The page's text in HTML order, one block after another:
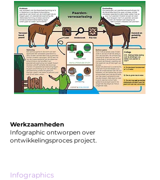
Werkzaamheden
Infographic ontworpen over
ontwikkelingsproces project.
Infographics